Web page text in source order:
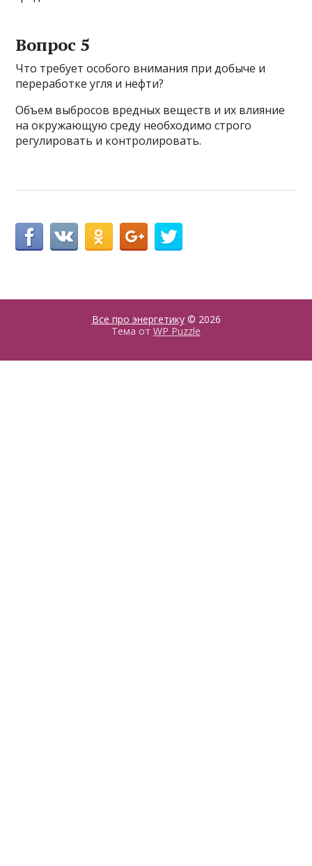
Вопрос 5
Что требует особого внимания при добыче и
переработке угля и нефти?
Объем выбросов вредных веществ и их влияние
на окружающую среду необходимо строго
регулировать и контролировать.
Все про энергетику© 2026
Тема от WP Puzzle